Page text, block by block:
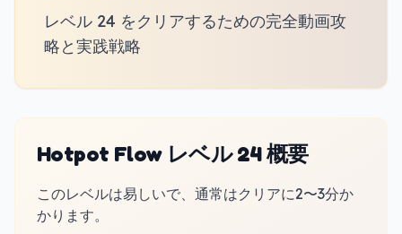
レベル 24 をクリアするための完全動画攻
略と実践戦略
Hotpot Flow レベル 24 概要
このレベルは易しいで、通常はクリアに2〜3分か
かります。